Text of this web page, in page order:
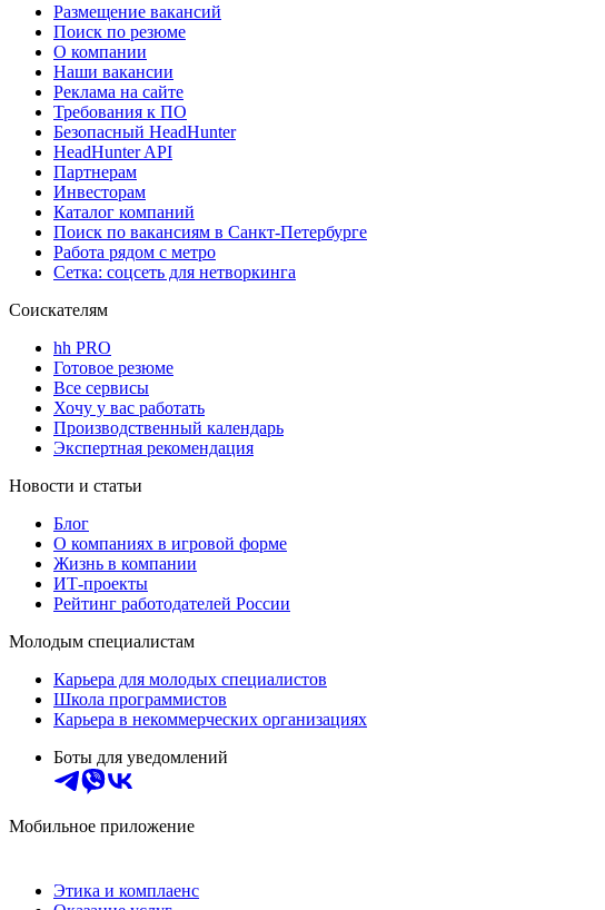
Размещение вакансий
Поиск по резюме
О компании
Наши вакансии
Реклама на сайте
Требования к ПО
Безопасный HeadHunter
HeadHunter API
Партнерам
Инвесторам
Каталог компаний
Поиск по вакансиям в Санкт-Петербурге
Работа рядом с метро
Сетка: соцсеть для нетворкинга
Соискателям
hh PRO
Готовое резюме
Все сервисы
Хочу у вас работать
Производственный календарь
Экспертная рекомендация
Новости и статьи
Блог
О компаниях в игровой форме
Жизнь в компании
ИТ-проекты
Рейтинг работодателей России
Молодым специалистам
Карьера для молодых специалистов
Школа программистов
Карьера в некоммерческих организациях
Боты для уведомлений
Мобильное приложение
Этика и комплаенс